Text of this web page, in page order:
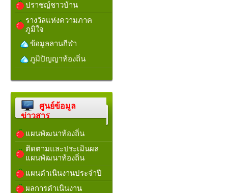
ปราชญ์ชาวบ้าน
รางวัลแห่งความภาค
ภูมิใจ
ข้อมูลลานกีฬา
ภูมิปัญญาท้องถิ่น
ศูนย์ข้อมูล
ข่าวสาร
แผนพัฒนาท้องถิ่น
ติดตามและประเมินผล
แผนพัฒนาท้องถิ่น
แผนดำเนินงานประจำปี
ผลการดำเนินงาน